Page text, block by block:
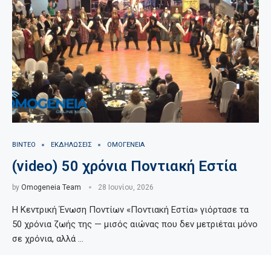
ΒΙΝΤΕΟ ΕΚΔΗΛΩΣΕΙΣ ΟΜΟΓΕΝΕΙΑ
(video) 50 χρόνια Ποντιακή Εστία
by Omogeneia Team 28 Ιουνίου, 2026
Η Κεντρική Ένωση Ποντίων «Ποντιακή Εστία» γιόρτασε τα
50 χρόνια ζωής της — μισός αιώνας που δεν μετριέται μόνο
σε χρόνια, αλλά …